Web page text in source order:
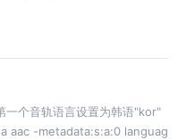
一个音轨语言设置为韩语"kor"
aac -metadata:s:a:0 languag